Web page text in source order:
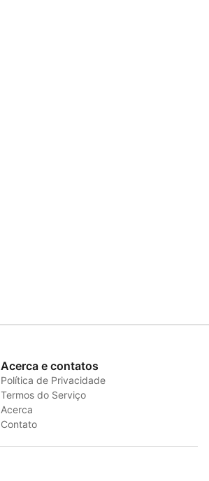
Acerca e contatos
Política de Privacidade
Termos do Serviço
Acerca
Contato